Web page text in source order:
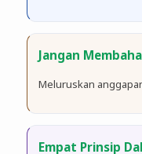
Jangan
Meluruskan
Empat Prinsip